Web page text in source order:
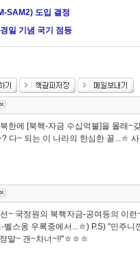
SAM2) 도입 결정
일 기념 국기 점등
한에 [북핵-자금 수십억불]을 몰래
다~ 되는 이 나라의 한심한 꼴...ㅎ
~ 국정원의 북핵자금-공여등의 이
벨스옹 우록중에서...ㅎ) P.S) "민주
말~ 갠~차너~!!"ㅎㅎㅎ